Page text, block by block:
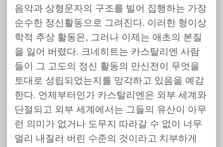
음악과 상형문자의 구조를 빌어 집행하는 가장
순수한 정신활동으로 그려진다. 이러한 형이상
학적 추상 활동은, 그러나 이제는 애초의 본질
을 잃어 버렸다. 크네히트는 카스탈리엔 사람
들이 그 고도의 정신 활동의 만신전이 무엇을
토대로 성립되었는지를 망각하고 있음을 예감
한다. 언제부터인가 카스탈리엔은 외부 세계와
단절되고 외부 세계에서는 그들의 유산이 아무
런 의미가 없거나 도무지 따라갈 수 없이 너무
멀리 내질러 버린 수준의 것이라고 치부하게